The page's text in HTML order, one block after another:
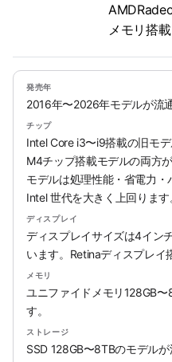
メ‍モ‍リ搭載
発売年
2016年〜2026年モデルが流
チップ
Intel Core i3〜i9搭載の旧モ
M4チップ搭載モデルの両方
モデルは処理性能・省電力
Intel 世代を大きく上回ります
ディスプレイ
ディスプレイサイズは4イン
います。Retinaディスプレイ
メモリ
ユニファイドメモリ128GB
す。
ストレージ
SSD 128GB〜8TBのモデルが